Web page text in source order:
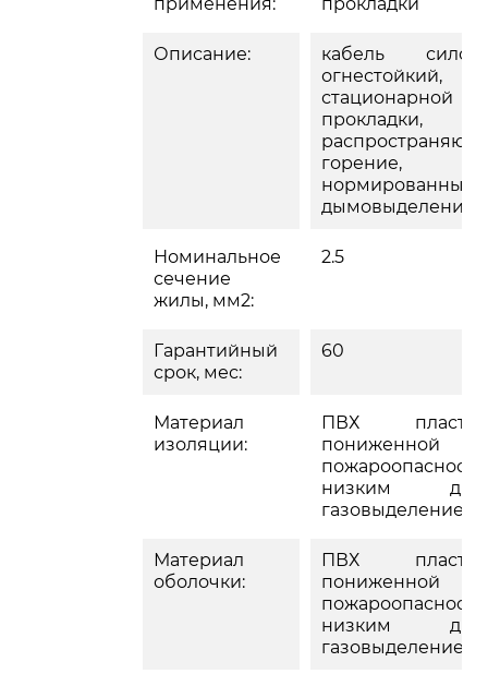
применения:
прокладки
Описание:
кабель
огнестойкий,
стационарной
прокладки,
горение,
нормированным
Номинальное
сечение
жилы, мм2:
2.5
Гарантийный
срок, мес:
60
Материал
изоляции:
ПВХ
пониженной
низким
газовыделением
Материал
оболочки:
ПВХ
пониженной
низким
газовыделением